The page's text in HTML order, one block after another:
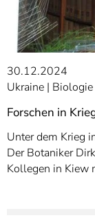
30.12.2024
Ukraine Biologie
Forschen in
Unter dem Krieg
Der Botaniker
Kollegen in Kiew